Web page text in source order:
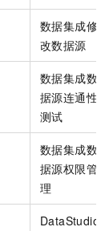
数据集成修
改数据源
数据集成数
据源连通性
测试
数据集成数
据源权限管
理
DataStudio